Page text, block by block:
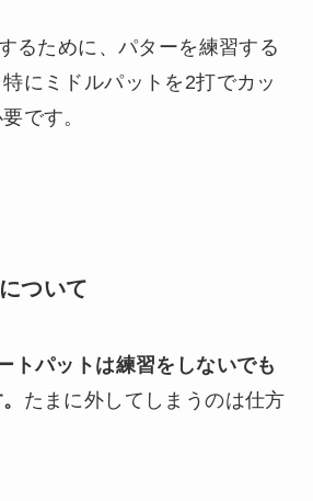
るために、パターを練習する
にミドルパットを2打でカッ
です。
ついて
トパットは練習をしないでも
たまに外してしまうのは仕方